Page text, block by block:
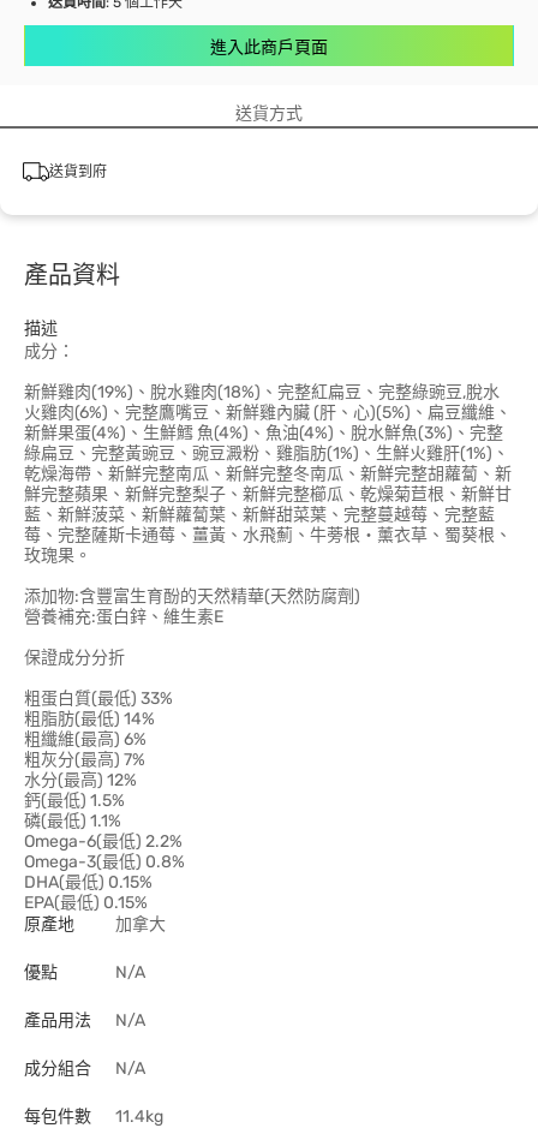
進入此商戶頁面
送貨方式
送貨到府
產品資料
描述
成分：
新鮮雞肉(19%)、脫水雞肉(18%)、完整紅扁豆、完整綠豌豆,脫水
火雞肉(6%)、完整鷹嘴豆、新鮮雞內臟 (肝、心)(5%)、扁豆纖維、
新鮮果蛋(4%)、生鮮鱈 魚(4%)、魚油(4%)、脫水鮮魚(3%)、完整
綠扁豆、完整黃豌豆、豌豆澱粉、雞脂肪(1%)、生鮮火雞肝(1%)、
乾燥海帶、新鮮完整南瓜、新鮮完整冬南瓜、新鮮完整胡蘿蔔、新
鮮完整蘋果、新鮮完整梨子、新鮮完整櫛瓜、乾燥菊苣根、新鮮甘
藍、新鮮菠菜、新鮮蘿蔔葉、新鮮甜菜葉、完整蔓越莓、完整藍
莓、完整薩斯卡通莓、薑黃、水飛薊、牛蒡根・薰衣草、蜀葵根、
玫瑰果。
添加物:含豐富生育酚的天然精華(天然防腐劑)
營養補充:蛋白鋅、維生素E
保證成分分折
粗蛋白質(最低) 33%
粗脂肪(最低) 14%
粗纖維(最高) 6%
粗灰分(最高) 7%
水分(最高) 12%
鈣(最低) 1.5%
磷(最低) 1.1%
Omega-6(最低) 2.2%
Omega-3(最低) 0.8%
DHA(最低) 0.15%
EPA(最低) 0.15%
原產地
加拿大
優點 N/A
產品用法 N/A
成分組合 N/A
每包件數 11.4kg